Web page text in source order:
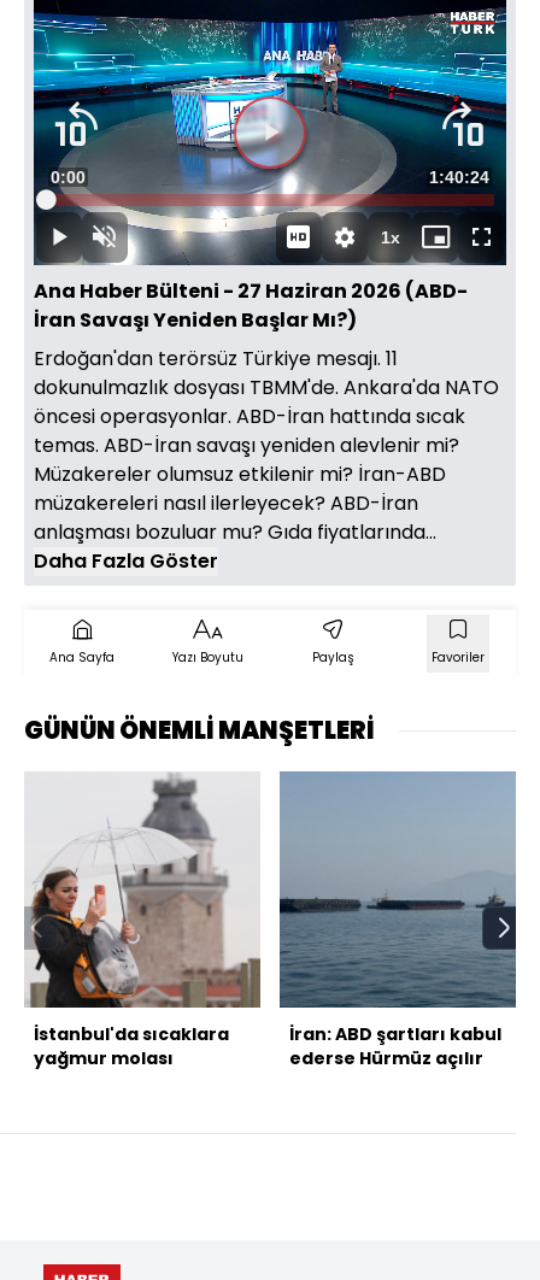
DuraklatSesi
Aç
Süre
0:00 Toplam
Süre
1:40:24
Yüklendi:
0.16%
1xOynatma
Hızı
Mini
oynatıcı
Tam
Ekran
Ana Haber Bülteni - 27 Haziran 2026 (ABD-
İran Savaşı Yeniden Başlar Mı?)
Erdoğan'dan terörsüz Türkiye mesajı. 11
dokunulmazlık dosyası TBMM'de. Ankara'da NATO
öncesi operasyonlar. ABD-İran hattında sıcak
temas. ABD-İran savaşı yeniden alevlenir mi?
Müzakereler olumsuz etkilenir mi? İran-ABD
müzakereleri nasıl ilerleyecek? ABD-İran
anlaşması bozuluar mu? Gıda fiyatlarında...
Daha Fazla Göster
Ana Sayfa Yazı Boyutu Paylaş Favoriler
GÜNÜN ÖNEMLİ MANŞETLERİ
İstanbul'da sıcaklara
yağmur molası
İran: ABD şartları kabul
ederse Hürmüz açılır